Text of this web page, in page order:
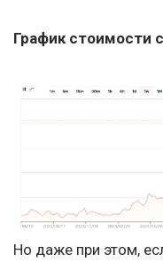
График стоимости
Но даже при этом,